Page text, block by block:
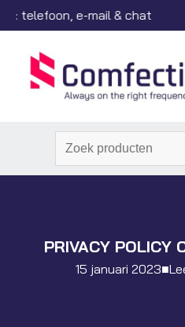
Motorola
PRIVACY POLICY
15 januari 2023■